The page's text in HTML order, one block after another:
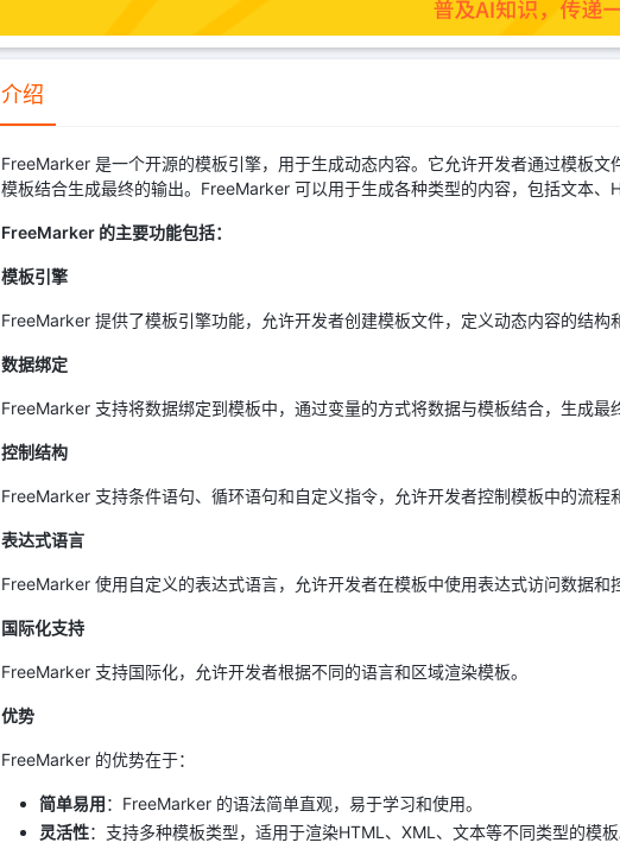
介绍
FreeMarker 是一个开源的模板引擎，用于生成动态内容。它允许开发者通过模板
模板结合生成最终的输出。FreeMarker 可以用于生成各种类型的内容，包括文本、
FreeMarker 的主要功能包括：
模板引擎
FreeMarker 提供了模板引擎功能，允许开发者创建模板文件，定义动态内容的结构
数据绑定
FreeMarker 支持将数据绑定到模板中，通过变量的方式将数据与模板结合，生成最
控制结构
FreeMarker 支持条件语句、循环语句和自定义指令，允许开发者控制模板中的流程
表达式语言
FreeMarker 使用自定义的表达式语言，允许开发者在模板中使用表达式访问数据和
国际化支持
FreeMarker 支持国际化，允许开发者根据不同的语言和区域渲染模板。
优势
FreeMarker 的优势在于：
简单易用：FreeMarker 的语法简单直观，易于学习和使用。
灵活性：支持多种模板类型，适用于渲染HTML、XML、文本等不同类型的模板